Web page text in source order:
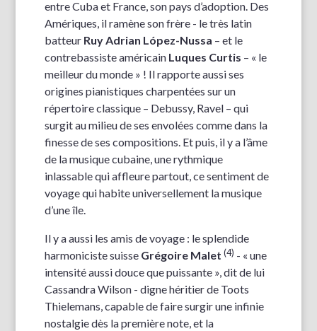
entre Cuba et France, son pays d’adoption. Des
Amériques, il ramène son frère - le très latin
batteur Ruy Adrian López-Nussa – et le
contrebassiste américain Luques Curtis – « le
meilleur du monde » ! Il rapporte aussi ses
origines pianistiques charpentées sur un
répertoire classique – Debussy, Ravel – qui
surgit au milieu de ses envolées comme dans la
finesse de ses compositions. Et puis, il y a l’âme
de la musique cubaine, une rythmique
inlassable qui affleure partout, ce sentiment de
voyage qui habite universellement la musique
d’une île.
Il y a aussi les amis de voyage : le splendide
harmoniciste suisse Grégoire Malet (4) - « une
intensité aussi douce que puissante », dit de lui
Cassandra Wilson - digne héritier de Toots
Thielemans, capable de faire surgir une infinie
nostalgie dès la première note, et la